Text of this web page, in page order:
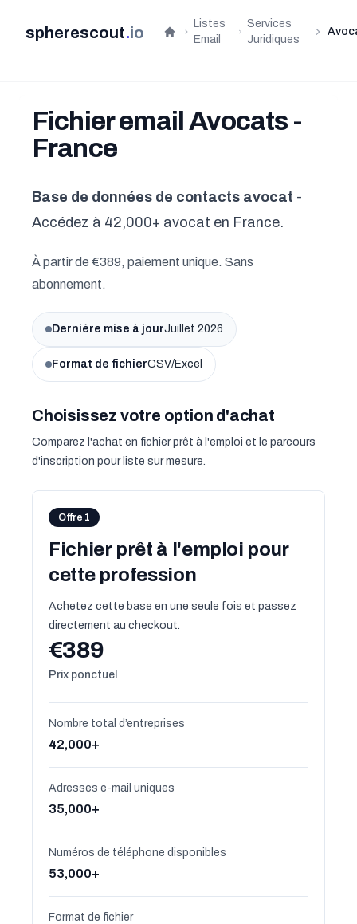
spherescout.io Accueil
Listes
Email
Services
Juridiques
Fichier email Avocats -
France
Base de données de contacts avocat -
Accédez à 42,000+ avocat en France.
À partir de €389, paiement unique. Sans
abonnement.
Dernière mise à jourJuillet 2026
Format de fichierCSV/Excel
Choisissez votre option d'achat
Comparez l'achat en fichier prêt à l'emploi et le parcours
d'inscription pour liste sur mesure.
Offre 1
Fichier prêt à l'emploi pour
cette profession
Achetez cette base en une seule fois et passez
directement au checkout.
€389
Prix ponctuel
Nombre total d’entreprises
42,000+
Adresses e-mail uniques
35,000+
Numéros de téléphone disponibles
53,000+
Format de fichier